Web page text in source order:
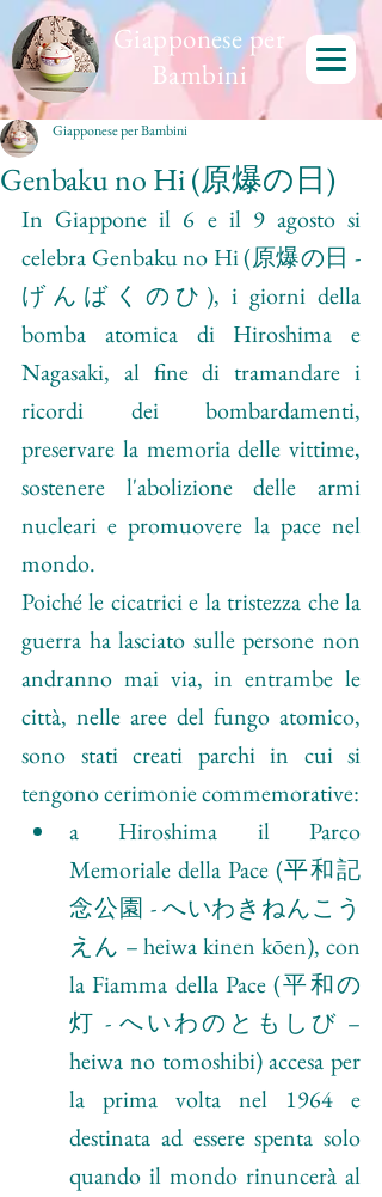
Giapponese per
Bambini
Genbaku no Hi (原爆の日)
Giapponese per Bambini
In Giappone il 6 e il 9 agosto si
celebra Genbaku no Hi (原爆の日 -
げんばくのひ), i giorni della
bomba atomica di Hiroshima e
Nagasaki, al fine di tramandare i
ricordi dei bombardamenti,
preservare la memoria delle vittime,
sostenere l'abolizione delle armi
nucleari e promuovere la pace nel
mondo.
Poiché le cicatrici e la tristezza che la
guerra ha lasciato sulle persone non
andranno mai via, in entrambe le
città, nelle aree del fungo atomico,
sono stati creati parchi in cui si
tengono cerimonie commemorative:
a Hiroshima il Parco
Memoriale della Pace (平和記
念公園 - へいわきねんこう
えん – heiwa kinen kōen), con
la Fiamma della Pace (平和の
灯 - へいわのともしび –
heiwa no tomoshibi) accesa per
la prima volta nel 1964 e
destinata ad essere spenta solo
quando il mondo rinuncerà al